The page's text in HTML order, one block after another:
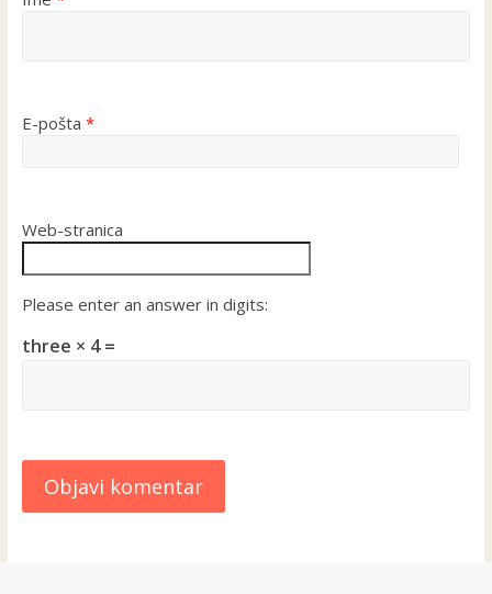
E-pošta *
Web-stranica
Please enter an answer in digits:
three × 4 =